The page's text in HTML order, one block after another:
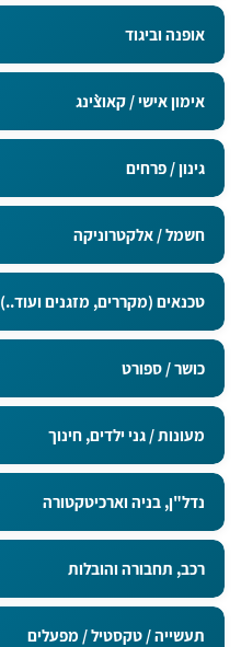
אופנה וביגוד
אימון אישי / קאוצ`ינג
גינון / פרחים
חשמל / אלקטרוניקה
טכנאים (מקררים, מזגנים ועוד..)
כושר / ספורט
מעונות / גני ילדים, חינוך
נדל"ן, בניה וארכיטקטורה
רכב, תחבורה והובלות
תעשייה / טקסטיל / מפעלים